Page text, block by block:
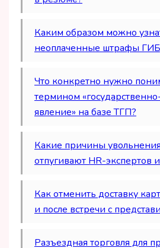
Каким образом можно
неоплаченные штрафы
Что конкретно нужно
термином
явление» на базе ТГП?
Какие причины
отпугивают HR-экспертов
Как отменить доставку
и после встречи с
Разъездная торговля для